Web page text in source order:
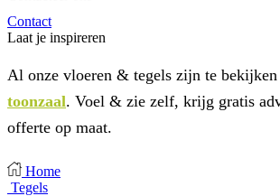
Contact
Laat je inspireren
Al onze vloeren & tegels zijn te
toonzaal. Voel & zie zelf, krijg gratis
offerte op maat.
Home
Tegels